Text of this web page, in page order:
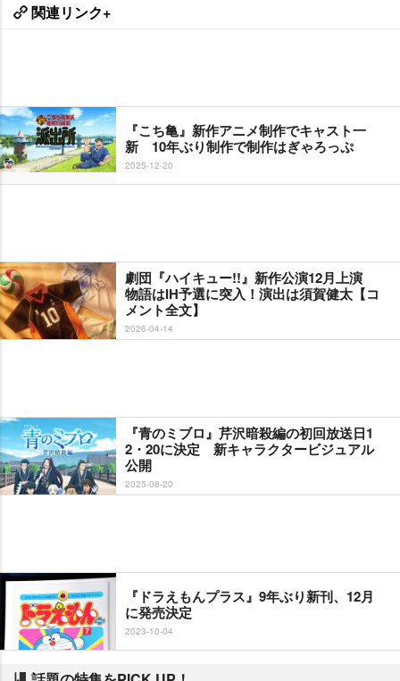
関連リンク+
『こち亀』新作アニメ制作でキャスト一
新 10年ぶり制作で制作はぎゃろっぷ
2025-12-20
劇団『ハイキュー!!』新作公演12月上演
物語はIH予選に突入！演出は須賀健太【コ
メント全文】
2026-04-14
『青のミブロ』芹沢暗殺編の初回放送日1
2・20に決定 新キャラクタービジュアル
公開
2025-08-20
『ドラえもんプラス』9年ぶり新刊、12月
に発売決定
2023-10-04